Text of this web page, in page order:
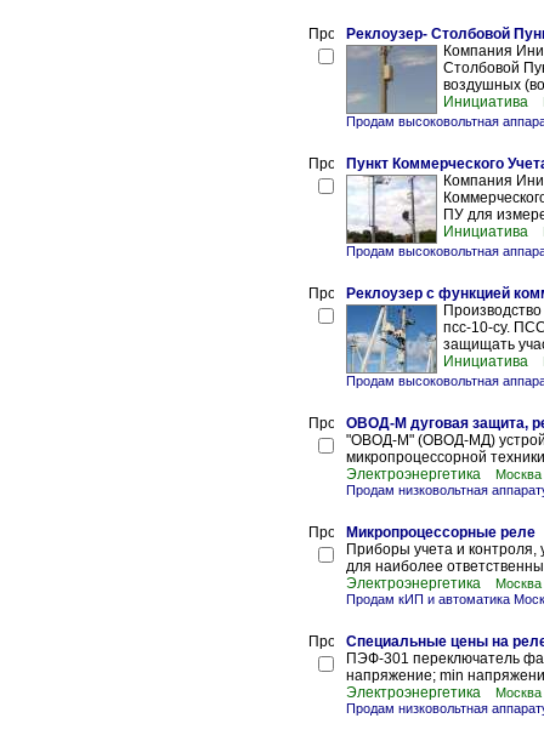
Реклоузер- Столбовой
Компания
Столбовой
воздушных
Инициатива
Продам высоковольтная
Пункт Коммерческого
Компания
ПУ для
Инициатива
Продам высоковольтная
Реклоузер с функцией
псс-10-су.
защищать
Инициатива
Продам высоковольтная
ОВОД-М дуговая защита,
"ОВОД-М" (ОВОД-МД)
микропроцессорной
Электроэнергетика
Москва
Продам низковольтная
Микропроцессорные реле
Приборы учета и
для наиболее
Электроэнергетика
Москва
Продам кИП и автоматика
Специальные цены на
ПЭФ-301 переключатель
напряжение; min
Электроэнергетика
Москва
Продам низковольтная